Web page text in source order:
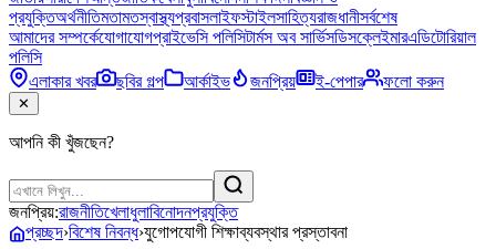
প্রযুক্তিঅর্থনীতিমতামতস্বাস্থ্যপ্রবাসলাইফস্টাইলসাহিত্যরাজধানীসর্বশেষ
আমাদের সম্পর্কেযোগাযোগপ্রাইভেসি পলিসিটার্মস অব সার্ভিসডিসক্লেইমারএডিটোরিয়াল
পলিসি
এলাকার খবর
ছবির গল্প আর্কাইভ জনপ্রিয় ই-পেপার ফলো করুন
✕
আপনি কী খুঁজছেন?
জনপ্রিয়:রাজনীতিখেলাধুলাবিনোদনপ্রযুক্তি
প্রচ্ছদ›বিশেষ নিবন্ধ›যুগোপযোগী শিক্ষাব্যবস্থার প্রস্তাবনা